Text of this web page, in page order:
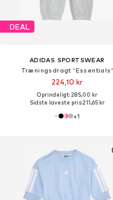
DEAL
ADIDAS SPORTSWEAR
Træningsdragt 'Essentials'
224,10 kr
Oprindeligt: 285,00 kr
Sidste laveste pris:211,65 kr
+1